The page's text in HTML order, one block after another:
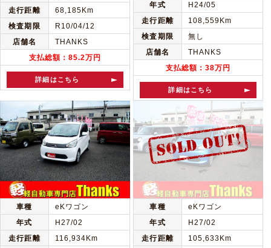
走行距離
68,185Km
検査期限
R10/04/12
店舗名
THANKS
支払総額：85.2万円
詳細はこちら
年式
H24/05
走行距離
108,559Km
検査期限
無し
店舗名
THANKS
支払総額：38万円
詳細はこちら
車種
eKワゴン
年式
H27/02
走行距離
116,934Km
車種
eKワゴン
年式
H27/02
走行距離
105,633Km